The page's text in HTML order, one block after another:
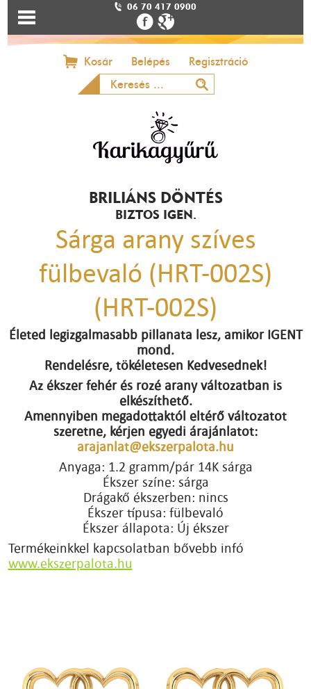
06 70 417 0900
Kosár Belépés Regisztráció
BRILIÁNS DÖNTÉS
BIZTOS IGEN.
Sárga arany szíves
fülbevaló (HRT-002S)
(HRT-002S)
Életed legizgalmasabb pillanata lesz, amikor IGENT
mond.
Rendelésre, tökéletesen Kedvesednek!
Az ékszer fehér és rozé arany változatban is
elkészíthető.
Amennyiben megadottaktól eltérő változatot
szeretne, kérjen egyedi árajánlatot:
arajanlat@ekszerpalota.hu
Anyaga: 1.2 gramm/pár 14K sárga
Ékszer színe: sárga
Drágakő ékszerben: nincs
Ékszer típusa: fülbevaló
Ékszer állapota: Új ékszer
Termékeinkkel kapcsolatban bővebb infó
www.ekszerpalota.hu